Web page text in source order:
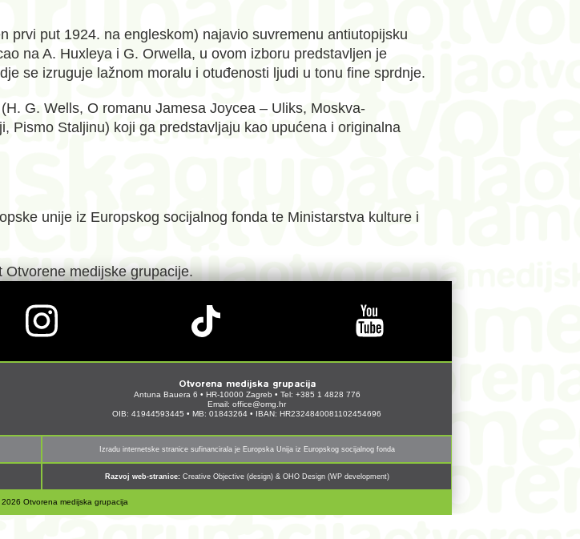
prvi put 1924. na engleskom) najavio suvremenu antiutopijsku
na A. Huxleya i G. Orwella, u ovom izboru predstavljen je
se izruguje lažnom moralu i otuđenosti ljudi u tonu fine sprdnje.
G. Wells, O romanu Jamesa Joycea – Uliks, Moskva-
Pismo Staljinu) koji ga predstavljaju kao upućena i originalna
unije iz Europskog socijalnog fonda te Ministarstva kulture i
medijske grupacije.
Otvorena medijska grupacija
Antuna Bauera 6 • HR-10000 Zagreb • Tel: +385 1 4828 776
Email: office@omg.hr
OIB: 41944593445 • MB: 01843264 • IBAN: HR2324840081102454696
Izradu internetske stranice sufinancirala je Europska Unija iz Europskog socijalnog fonda
Razvoj web-stranice: Creative Objective (design) & OHO Design (WP development)
Otvorena medijska grupacija